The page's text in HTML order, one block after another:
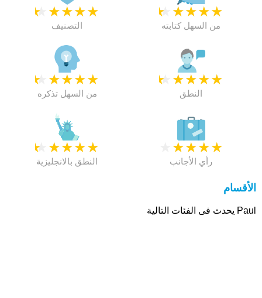
★
★
★
★
★
التصنيف
★
★
★
★
★
من السهل كتابته
★
★
★
★
★
من السهل تذكره
★
★
★
★
★
النطق
★
★
★
★
★
النطق بالانجليزية
★
★
★
★
رأي الأجانب
الأقسام
Paul يحدث فى الفئات التالية